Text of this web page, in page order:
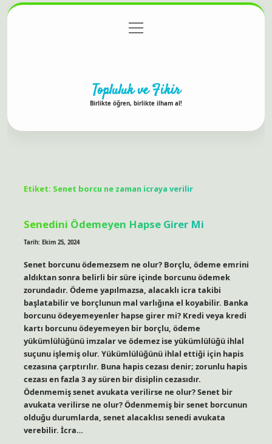
Gizlilik Politikası
menüyü
aç
Topluluk ve Fikir
Birlikte öğren, birlikte ilham al!
Etiket: Senet borcu ne zaman icraya verilir
Senedini Ödemeyen Hapse Girer Mi
Tarih: Ekim 25, 2024
Senet borcunu ödemezsem ne olur? Borçlu, ödeme emrini
aldıktan sonra belirli bir süre içinde borcunu ödemek
zorundadır. Ödeme yapılmazsa, alacaklı icra takibi
başlatabilir ve borçlunun mal varlığına el koyabilir. Banka
borcunu ödeyemeyenler hapse girer mi? Kredi veya kredi
kartı borcunu ödeyemeyen bir borçlu, ödeme
yükümlülüğünü imzalar ve ödemez ise yükümlülüğü ihlal
suçunu işlemiş olur. Yükümlülüğünü ihlal ettiği için hapis
cezasına çarptırılır. Buna hapis cezası denir; zorunlu hapis
cezası en fazla 3 ay süren bir disiplin cezasıdır.
Ödenmemiş senet avukata verilirse ne olur? Senet bir
avukata verilirse ne olur? Ödenmemiş bir senet borcunun
olduğu durumlarda, senet alacaklısı senedi avukata
verebilir. İcra…